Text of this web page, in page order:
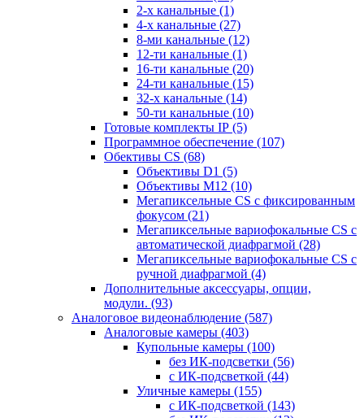
2-х канальные (1)
4-х канальные (27)
8-ми канальные (12)
12-ти канальные (1)
16-ти канальные (20)
24-ти канальные (15)
32-х канальные (14)
50-ти канальные (10)
Готовые комплекты IP (5)
Программное обеспечение (107)
Обективы CS (68)
Объективы D1 (5)
Объективы M12 (10)
Мегапиксельные CS c фиксированным
фокусом (21)
Мегапиксельные вариофокальные CS c
автоматической диафрагмой (28)
Мегапиксельные вариофокальные CS c
ручной диафрагмой (4)
Дополнительные аксессуары, опции,
модули. (93)
Аналоговое видеонаблюдение (587)
Аналоговые камеры (403)
Купольные камеры (100)
без ИК-подсветки (56)
с ИК-подсветкой (44)
Уличные камеры (155)
с ИК-подсветкой (143)